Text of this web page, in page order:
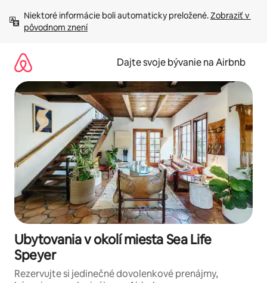
obsah.
Niektoré informácie boli automaticky preložené. Zobraziť v
pôvodnom znení
Dajte svoje bývanie na Airbnb
Ubytovania v okolí miesta Sea Life
Speyer
Rezervujte si jedinečné dovolenkové prenájmy,